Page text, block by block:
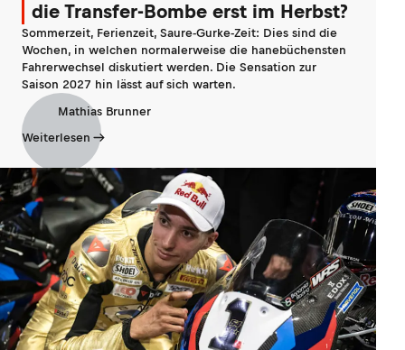
die Transfer-Bombe erst im Herbst?
Sommerzeit, Ferienzeit, Saure-Gurke-Zeit: Dies sind die
Wochen, in welchen normalerweise die hanebüchensten
Fahrerwechsel diskutiert werden. Die Sensation zur
Saison 2027 hin lässt auf sich warten.
Mathias Brunner
Weiterlesen